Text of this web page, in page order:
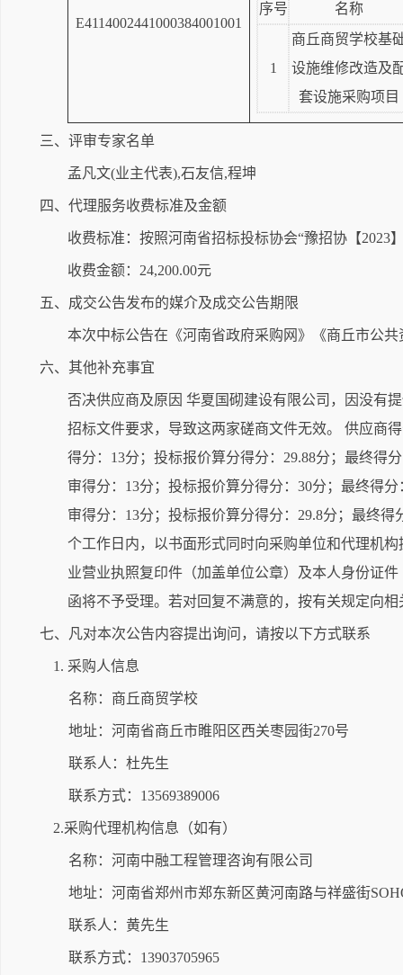
E4114002441000384001001
序号 名称
1
商丘商贸学校基
设施维修改造及
套设施采购项目
三、评审专家名单
孟凡文(业主代表),石友信,程坤
四、代理服务收费标准及金额
收费标准：按照河南省招标投标协会“豫招协【2023
收费金额：24,200.00元
五、成交公告发布的媒介及成交公告期限
本次中标公告在《河南省政府采购网》《商丘市公
六、其他补充事宜
否决供应商及原因 华夏国砌建设有限公司，因没有
招标文件要求，导致这两家磋商文件无效。 供应商
得分：13分；投标报价算分得分：29.88分；最终得
审得分：13分；投标报价算分得分：30分；最终得
审得分：13分；投标报价算分得分：29.8分；最终
个工作日内，以书面形式同时向采购单位和代理机
业营业执照复印件（加盖单位公章）及本人身份证
函将不予受理。若对回复不满意的，按有关规定向
七、凡对本次公告内容提出询问，请按以下方式联系
1. 采购人信息
名称：商丘商贸学校
地址：河南省商丘市睢阳区西关枣园街270号
联系人：杜先生
联系方式：13569389006
2.采购代理机构信息（如有）
名称：河南中融工程管理咨询有限公司
地址：河南省郑州市郑东新区黄河南路与祥盛街
联系人：黄先生
联系方式：13903705965